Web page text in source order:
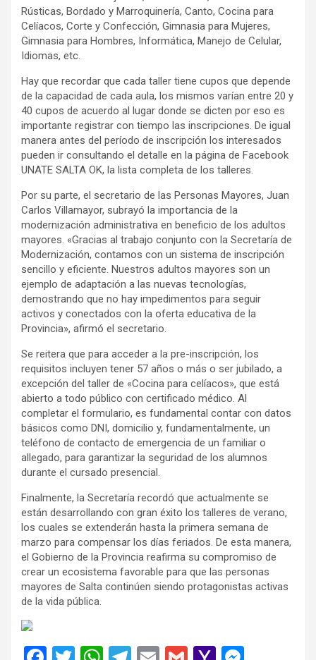
Rústicas, Bordado y Marroquinería, Canto, Cocina para
Celíacos, Corte y Confección, Gimnasia para Mujeres,
Gimnasia para Hombres, Informática, Manejo de Celular,
Idiomas, etc.
Hay que recordar que cada taller tiene cupos que depende
de la capacidad de cada aula, los mismos varían entre 20 y
40 cupos de acuerdo al lugar donde se dicten por eso es
importante registrar con tiempo las inscripciones. De igual
manera antes del período de inscripción los interesados
pueden ir consultando el detalle en la página de Facebook
UNATE SALTA OK, la lista completa de los talleres.
Por su parte, el secretario de las Personas Mayores, Juan
Carlos Villamayor, subrayó la importancia de la
modernización administrativa en beneficio de los adultos
mayores. «Gracias al trabajo conjunto con la Secretaría de
Modernización, contamos con un sistema de inscripción
sencillo y eficiente. Nuestros adultos mayores son un
ejemplo de adaptación a las nuevas tecnologías,
demostrando que no hay impedimentos para seguir
activos y conectados con la oferta educativa de la
Provincia», afirmó el secretario.
Se reitera que para acceder a la pre-inscripción, los
requisitos incluyen tener 57 años o más o ser jubilado, a
excepción del taller de «Cocina para celíacos», que está
abierto a todo público con certificado médico. Al
completar el formulario, es fundamental contar con datos
básicos como DNI, domicilio y, fundamentalmente, un
teléfono de contacto de emergencia de un familiar o
allegado, para garantizar la seguridad de los alumnos
durante el cursado presencial.
Finalmente, la Secretaría recordó que actualmente se
están desarrollando con gran éxito los talleres de verano,
los cuales se extenderán hasta la primera semana de
marzo para compensar los días feriados. De esta manera,
el Gobierno de la Provincia reafirma su compromiso de
crear un ecosistema favorable para que las personas
mayores de Salta continúen siendo protagonistas activas
de la vida pública.